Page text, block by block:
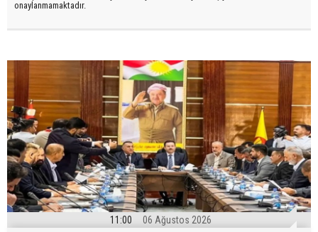
onaylanmamaktadır.
11:00 06 Ağustos 2026